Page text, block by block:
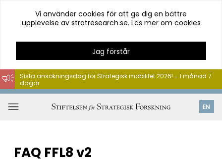
Hoppa
till
innehåll
Vi använder cookies för att ge dig en bättre
upplevelse av stratresearch.se. Läs mer om cookies
Jag förstår
EN
Sista ansökningsdag för Strategisk mobilitet 2026! - 1 månad 7
dagar
FAQ FFL8 v2